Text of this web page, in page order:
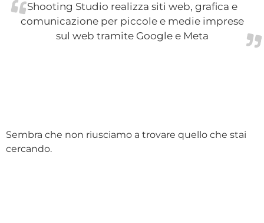
Shooting Studio realizza siti web, grafica e
comunicazione per piccole e medie imprese
sul web tramite Google e Meta
Sembra che non riusciamo a trovare quello che stai
cercando.